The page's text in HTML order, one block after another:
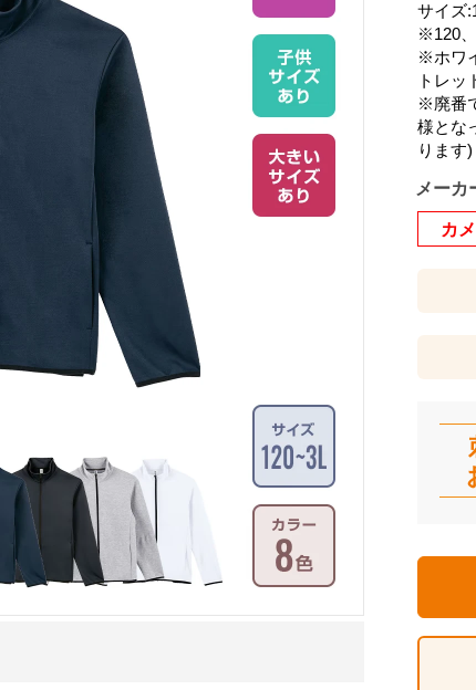
7.7オンスド
サイズ
※120
※ホワ
トレッ
※廃番
様とな
ります)
メーカ
カ